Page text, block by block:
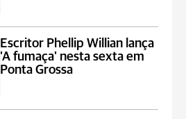
Escritor Phellip Willian lança
'A fumaça' nesta sexta em
Ponta Grossa